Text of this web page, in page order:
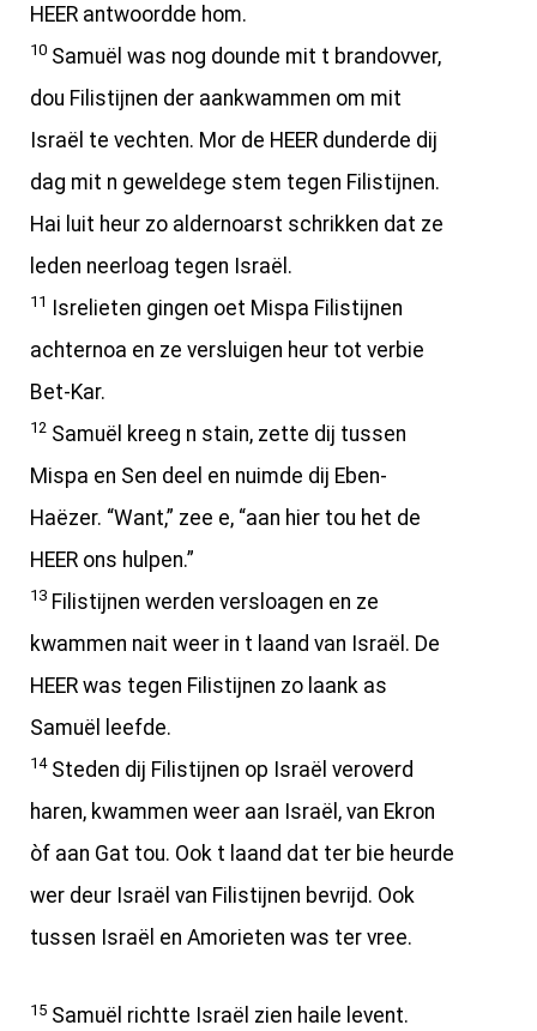
HEER antwoordde hom.
10 Samuël was nog dounde mit t brandovver,
dou Filistijnen der aankwammen om mit
Israël te vechten. Mor de HEER dunderde dij
dag mit n geweldege stem tegen Filistijnen.
Hai luit heur zo aldernoarst schrikken dat ze
leden neerloag tegen Israël.
11 Isrelieten gingen oet Mispa Filistijnen
achternoa en ze versluigen heur tot verbie
Bet-Kar.
12 Samuël kreeg n stain, zette dij tussen
Mispa en Sen deel en nuimde dij Eben-
Haëzer. “Want,” zee e, “aan hier tou het de
HEER ons hulpen.”
13 Filistijnen werden versloagen en ze
kwammen nait weer in t laand van Israël. De
HEER was tegen Filistijnen zo laank as
Samuël leefde.
14Steden dij Filistijnen op Israël veroverd
haren, kwammen weer aan Israël, van Ekron
òf aan Gat tou. Ook t laand dat ter bie heurde
wer deur Israël van Filistijnen bevrijd. Ook
tussen Israël en Amorieten was ter vree.
15 Samuël richtte Israël zien haile levent.